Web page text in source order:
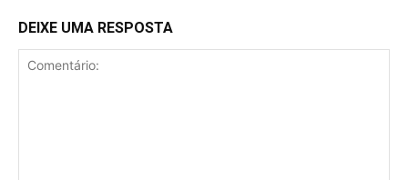
DEIXE UMA RESPOSTA